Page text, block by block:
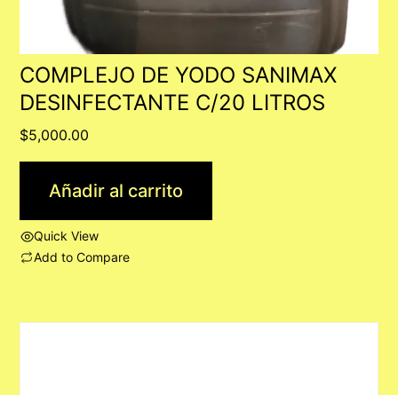
COMPLEJO DE YODO SANIMAX
DESINFECTANTE C/20 LITROS
$5,000.00
Añadir al carrito
Quick View
Add to Compare